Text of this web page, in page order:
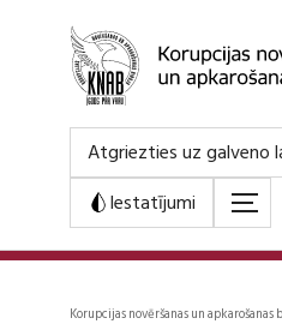
Atgriezties uz galveno
Iestatījumi
Korupcijas novēršanas un